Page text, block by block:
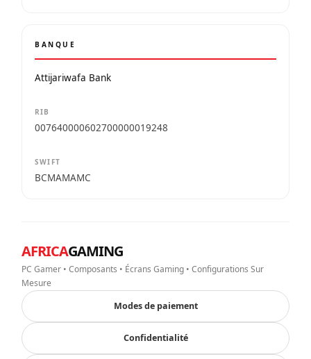
BANQUE
Attijariwafa Bank
RIB
007640000602700000019248
SWIFT
BCMAMAMC
AFRICAGAMING
PC Gamer • Composants • Écrans Gaming • Configurations Sur
Mesure
Modes de paiement
Confidentialité